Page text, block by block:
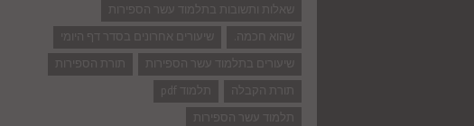
שאלות ותשובות בתלמוד עשר הספירות
שהוא חכמה.
שיעורים אחרונים בסדר דף היומי
שיעורים בתלמוד עשר הספירות
תורת הספירות
תורת הקבלה
תלמוד pdf
תלמוד עשר הספירות